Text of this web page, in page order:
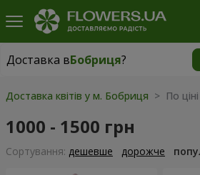
Доставка вБобриця?
Доставка вБобриця|
Доставка квітів у м. Бобриця > По
1000 - 1500 грн
Сортування: дешевше дорожче